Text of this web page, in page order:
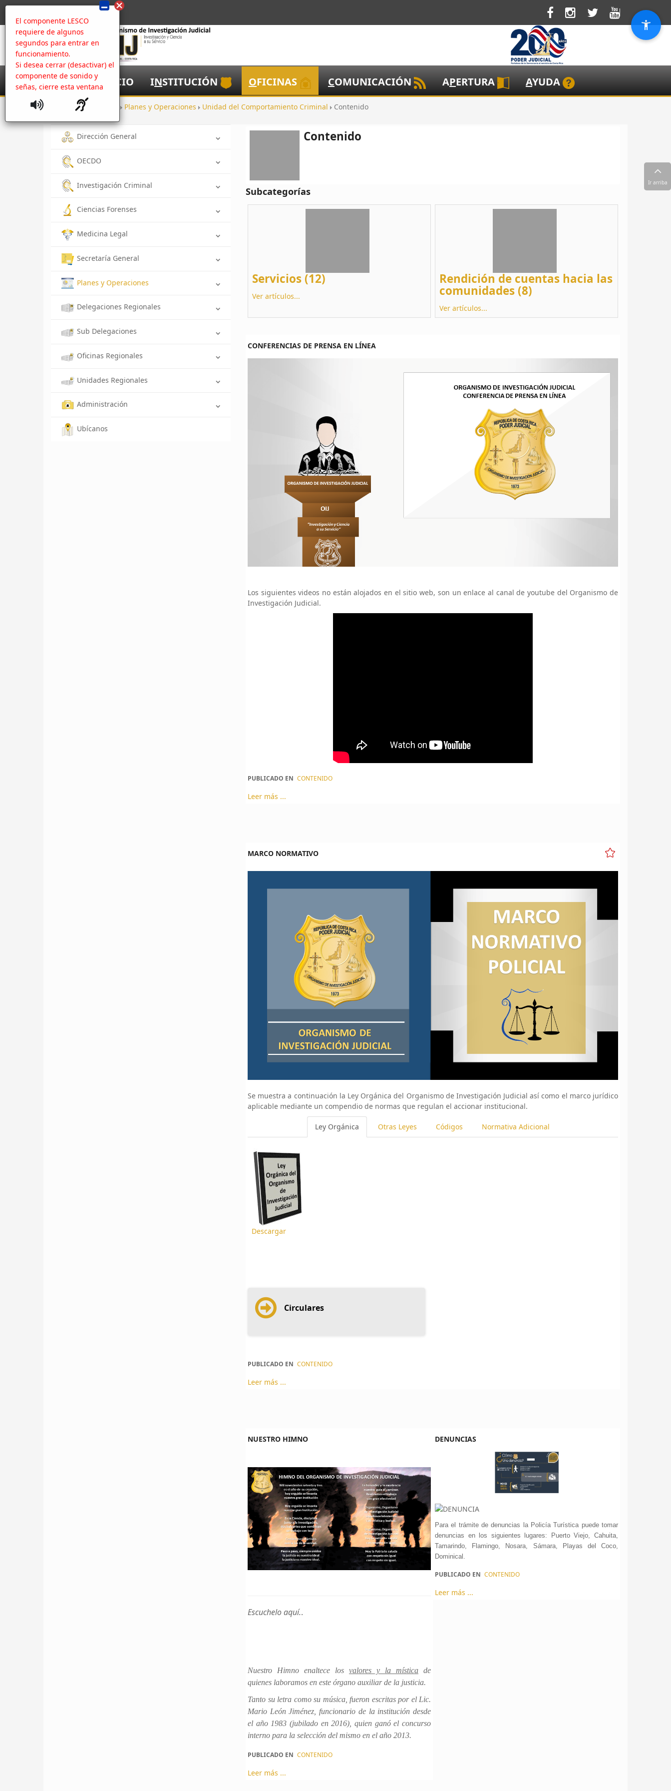
El componente LESCO
requiere de algunos
segundos para entrar en
funcionamiento.
Si desea cerrar (desactivar) el
componente de sonido y
señas, cierre esta ventana
NICIO INSTITUCIÓN OFICINAS COMUNICACIÓN APERTURA AYUDA
Inicio Planes y Operaciones Unidad del Comportamiento Criminal Contenido
Dirección General
OECDO
Investigación Criminal
Ciencias Forenses
Medicina Legal
Secretaría General
Planes y Operaciones
Delegaciones Regionales
Sub Delegaciones
Oficinas Regionales
Unidades Regionales
Administración
Ubícanos
Contenido
Subcategorías
Servicios (12)
Ver artículos...
Rendición de cuentas hacia las
comunidades (8)
Ver artículos...
CONFERENCIAS DE PRENSA EN LÍNEA
Los siguientes videos no están alojados en el sitio web, son un enlace al canal de youtube del Organismo de
Investigación Judicial.
PUBLICADO EN CONTENIDO
Leer más ...
MARCO NORMATIVO
Se muestra a continuación la Ley Orgánica del Organismo de Investigación Judicial así como el marco jurídico
aplicable mediante un compendio de normas que regulan el accionar institucional.
Ley Orgánica Otras Leyes Códigos Normativa Adicional
Descargar
Circulares
PUBLICADO EN CONTENIDO
Leer más ...
NUESTRO HIMNO
Escuchelo aquí..
Nuestro Himno enaltece los valores y la mística de
quienes laboramos en este órgano auxiliar de la justicia.
Tanto su letra como su música, fueron escritas por el Lic.
Mario León Jiménez, funcionario de la institución desde
el año 1983 (jubilado en 2016), quien ganó el concurso
interno para la selección del mismo en el año 2013.
PUBLICADO EN CONTENIDO
Leer más ...
DENUNCIAS
Para el trámite de denuncias la Policía Turística puede tomar
denuncias en los siguientes lugares: Puerto Viejo, Cahuita,
Tamarindo, Flamingo, Nosara, Sámara, Playas del Coco,
Dominical.
PUBLICADO EN CONTENIDO
Leer más ...
Ir arriba